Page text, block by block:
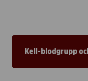
Kell-blodgrupp